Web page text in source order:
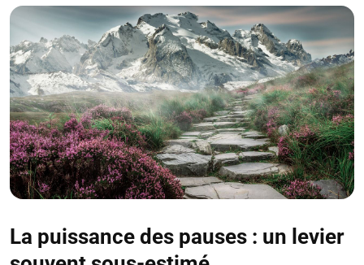
La puissance des pauses : un levier